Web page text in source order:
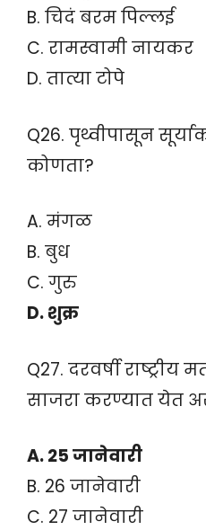
B. चिदं बरम पिल्लई
C. रामस्वामी नायकर
D. तात्या टोपे
Q26. पृथ्वीपासून
कोणता?
A. मंगळ
B. बुध
C. गुरु
D. शुक्र
Q27. दरवर्षी राष्ट्रीय
साजरा करण्यात येत
A. 25 जानेवारी
B. 26 जानेवारी
C. 27 जानेवारी